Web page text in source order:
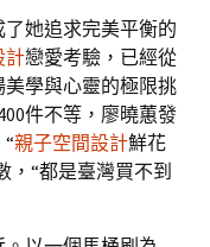
她追求完美平衡的
計戀愛考驗，已經從
美學與心靈的極限挑
件不等，廖曉蕙發
親子空間設計鮮花
“都是臺灣買不到